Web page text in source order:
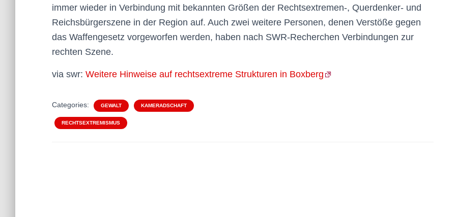
immer wieder in Verbindung mit bekannten Größen der Rechtsextremen-, Querdenker- und
Reichsbürgerszene in der Region auf. Auch zwei weitere Personen, denen Verstöße gegen
das Waffengesetz vorgeworfen werden, haben nach SWR-Recherchen Verbindungen zur
rechten Szene.
via swr: Weitere Hinweise auf rechtsextreme Strukturen in Boxberg
Categories: GEWALT KAMERADSCHAFT
RECHTSEXTREMISMUS